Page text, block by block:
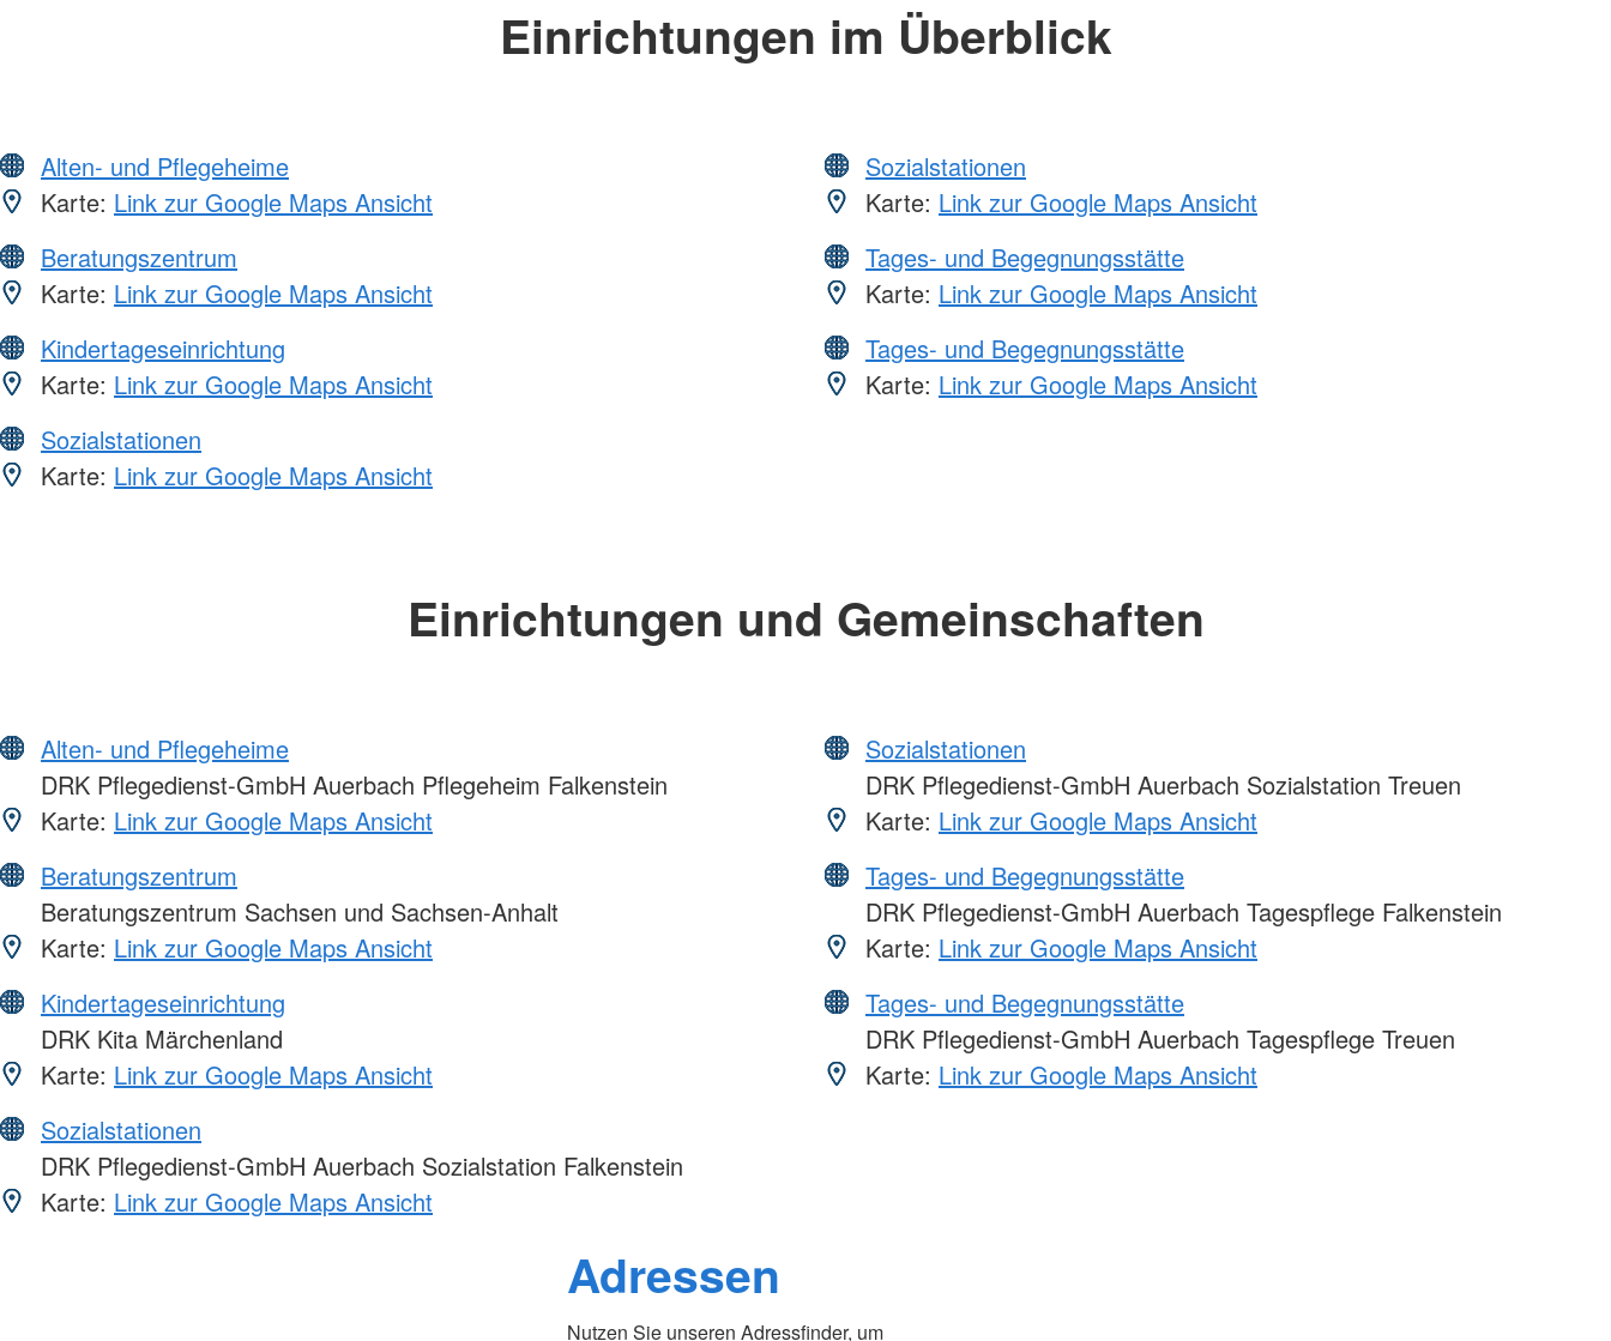
Einrichtungen im Überblick
Alten- und Pflegeheime
Karte: Link zur Google Maps Ansicht
Beratungszentrum
Karte: Link zur Google Maps Ansicht
Kindertageseinrichtung
Karte: Link zur Google Maps Ansicht
Sozialstationen
Karte: Link zur Google Maps Ansicht
Sozialstationen
Karte: Link zur Google Maps Ansicht
Tages- und Begegnungsstätte
Karte: Link zur Google Maps Ansicht
Tages- und Begegnungsstätte
Karte: Link zur Google Maps Ansicht
Einrichtungen und Gemeinschaften
Alten- und Pflegeheime
DRK Pflegedienst-GmbH Auerbach Pflegeheim Falkenstein
Karte: Link zur Google Maps Ansicht
Beratungszentrum
Beratungszentrum Sachsen und Sachsen-Anhalt
Karte: Link zur Google Maps Ansicht
Kindertageseinrichtung
DRK Kita Märchenland
Karte: Link zur Google Maps Ansicht
Sozialstationen
DRK Pflegedienst-GmbH Auerbach Sozialstation Falkenstein
Karte: Link zur Google Maps Ansicht
Sozialstationen
DRK Pflegedienst-GmbH Auerbach Sozialstation Treuen
Karte: Link zur Google Maps Ansicht
Tages- und Begegnungsstätte
DRK Pflegedienst-GmbH Auerbach Tagespflege Falkenstein
Karte: Link zur Google Maps Ansicht
Tages- und Begegnungsstätte
DRK Pflegedienst-GmbH Auerbach Tagespflege Treuen
Karte: Link zur Google Maps Ansicht
Adressen
Nutzen Sie unseren Adressfinder, um